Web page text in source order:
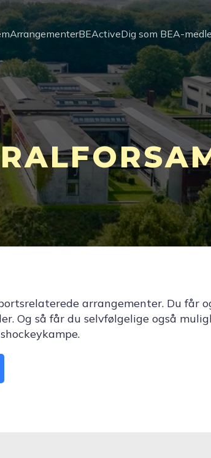
ArrangementerBEActiveDig som BEA-
arrangementer. Du får
Og så får du selvfølgelige også